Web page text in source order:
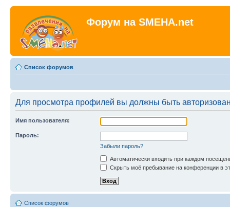
Форум на SMEHA.net
Список форумов
Для просмотра профилей вы должны быть
Имя пользователя:
Пароль:
Забыли пароль?
Автоматически входить при каждом
Скрыть моё пребывание на конференции в
Список форумов